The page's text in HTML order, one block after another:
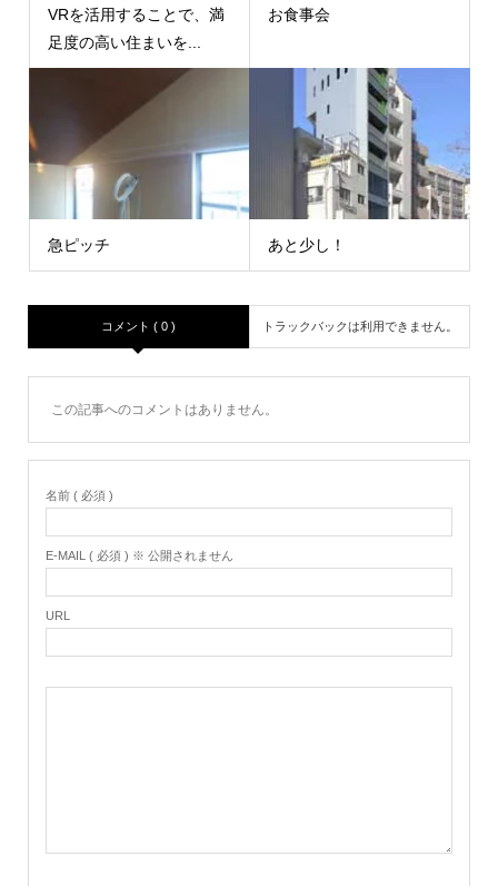
VRを活用することで、満
足度の高い住まいを...
お食事会
急ピッチ あと少し！
コメント ( 0 ) トラックバックは利用できません。
この記事へのコメントはありません。
名前 ( 必須 )
E-MAIL ( 必須 ) ※ 公開されません
URL